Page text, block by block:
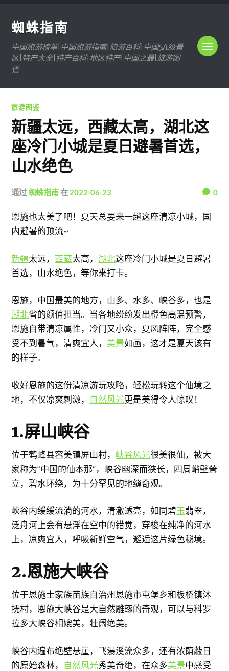
蜘蛛指南
中国旅游榜单|中国旅游指南|旅游百科|中国5A级景
区|特产大全|特产百科|地区特产|中国之最|旅游图
谱
旅游图鉴
新疆太远，西藏太高，湖北这
座冷门小城是夏日避暑首选，
山水绝色
通过蜘蛛指南在 2022-06-23 0
恩施也太美了吧！夏天总要来一趟这座清凉小城，国
内避暑的顶流~
新疆太远， 西藏太高， 湖北这座冷门小城是夏日避暑
首选，山水绝色，等你来打卡。
恩施，中国最美的地方，山多、水多、峡谷多，也是
湖北省的颜值担当。当各地纷纷发出橙色高温预警，
恩施自带清凉属性，冷门又小众，夏风阵阵，完全感
受不到暑气，清爽宜人， 美景如画，这才是夏天该有
的样子。
收好恩施的这份清凉游玩攻略，轻松玩转这个仙境之
地，不仅凉爽刺激， 自然风光更是美得令人惊叹！
1.屏山峡谷
位于鹤峰县容美镇屏山村， 峡谷风光很美很仙，被大
家称为“中国的仙本那”，峡谷幽深而狭长，四周峭壁耸
立，碧水环绕，为十分罕见的地缝奇观。
峡谷内缓缓流淌的河水，清澈透亮，如同碧玉翡翠，
泛舟河上会有悬浮在空中的错觉，穿梭在纯净的河水
上，凉爽宜人，呼吸新鲜空气，邂逅这片绿色秘境。
2.恩施大峡谷
位于恩施土家族苗族自治州恩施市屯堡乡和板桥镇沐
抚村，恩施大峡谷是大自然雕琢的奇观，可以与科罗
拉多大峡谷相媲美，壮阔绝美。
峡谷内遍布绝壁悬崖，飞瀑溪流众多，还有浓荫蔽日
的原始森林， 自然风光秀美奇绝，在众多美景中感受